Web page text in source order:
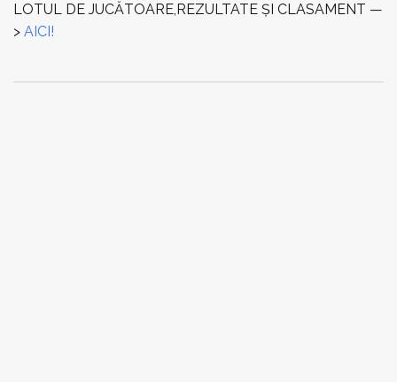
LOTUL DE JUCĂTOARE,REZULTATE ȘI CLASAMENT —
> AICI!